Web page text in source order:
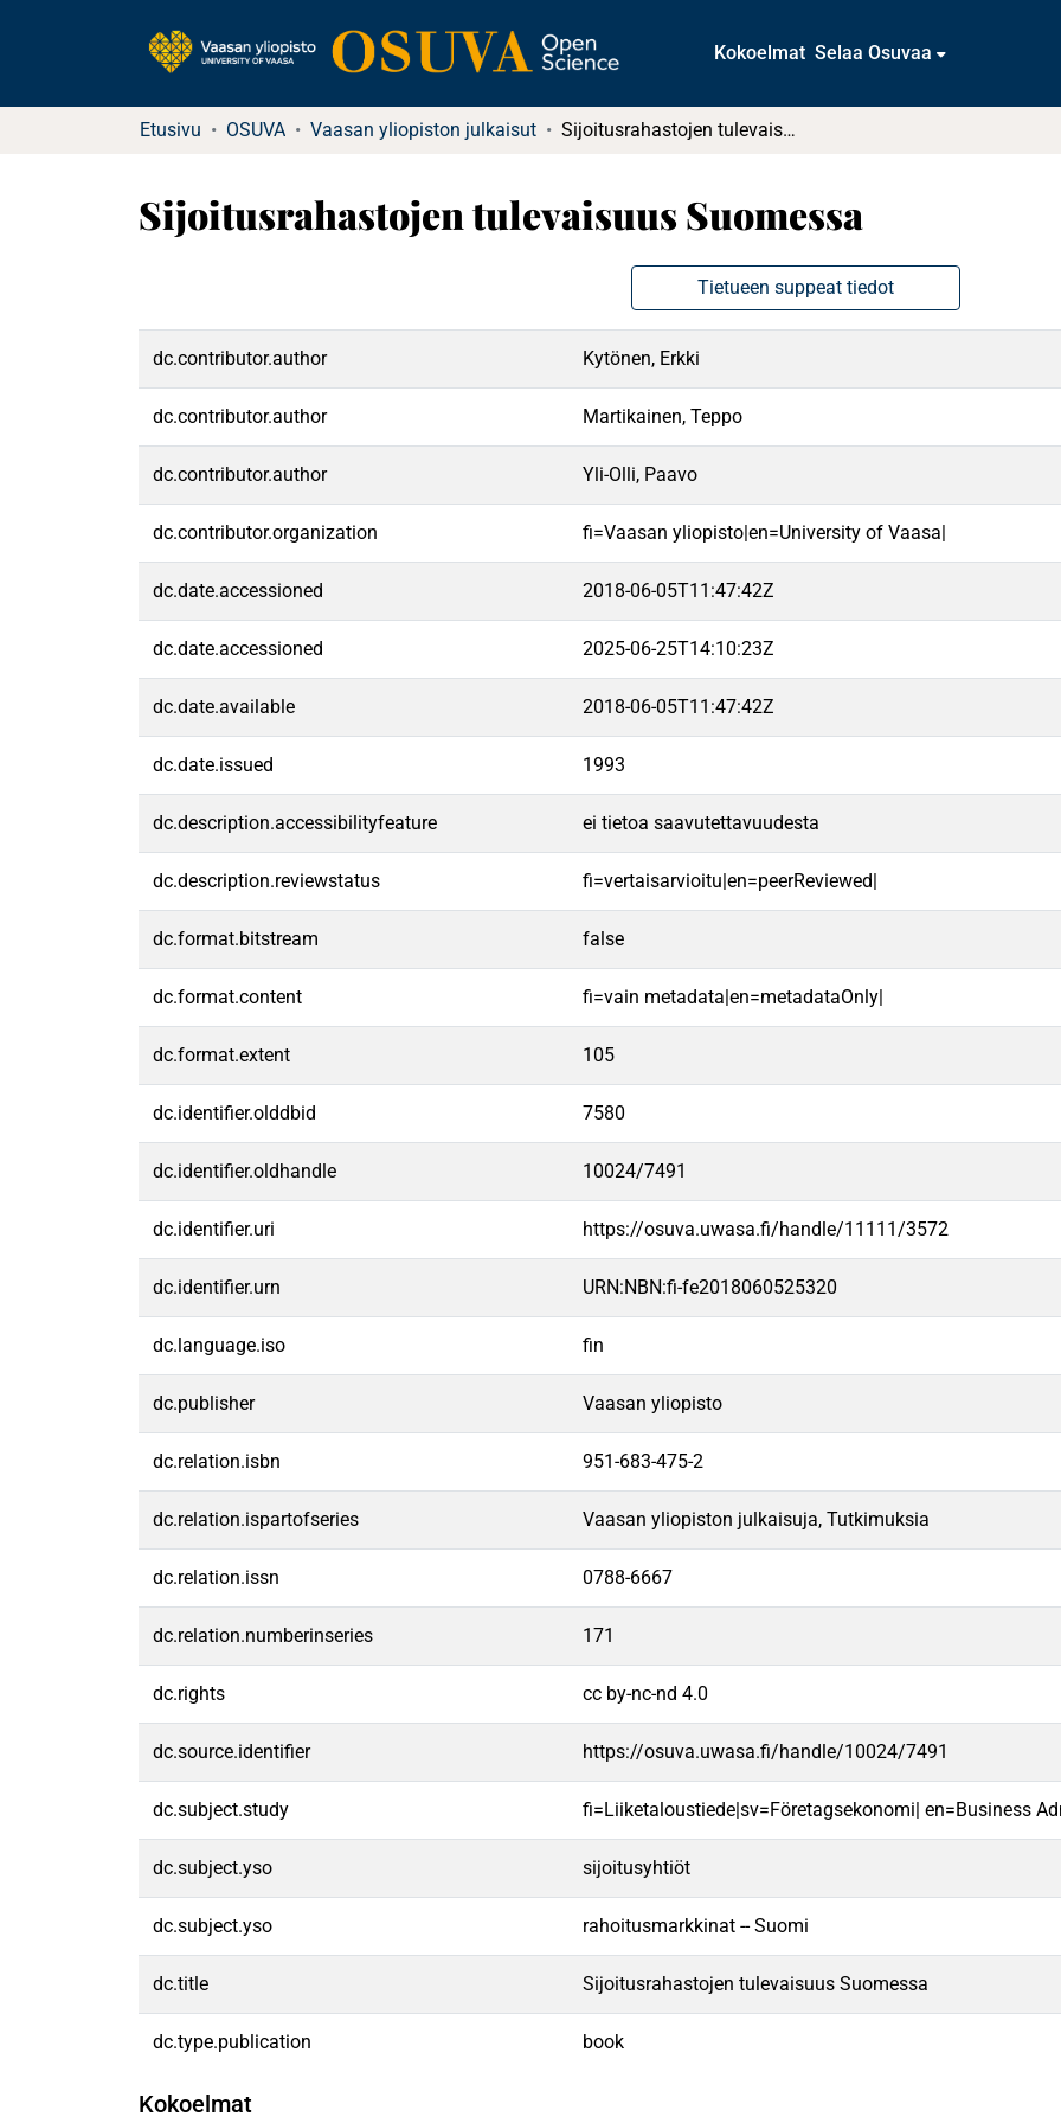
Kokoelmat Selaa Osuvaa
Etusivu OSUVA Vaasan yliopiston julkaisut Sijoitusrahastojen tulevaisuus Suomessa
Sijoitusrahastojen tulevaisuus Suomessa
Tietueen suppeat tiedot
dc.contributor.author Kytönen, Erkki
dc.contributor.author Martikainen, Teppo
dc.contributor.author Yli-Olli, Paavo
dc.contributor.organization fi=Vaasan yliopisto|en=University of Vaasa|
dc.date.accessioned 2018-06-05T11:47:42Z
dc.date.accessioned 2025-06-25T14:10:23Z
dc.date.available 2018-06-05T11:47:42Z
dc.date.issued 1993
dc.description.accessibilityfeature ei tietoa saavutettavuudesta
dc.description.reviewstatus fi=vertaisarvioitu|en=peerReviewed|
dc.format.bitstream false
dc.format.content fi=vain metadata|en=metadataOnly|
dc.format.extent 105
dc.identifier.olddbid 7580
dc.identifier.oldhandle 10024/7491
dc.identifier.uri https://osuva.uwasa.fi/handle/11111/3572
dc.identifier.urn URN:NBN:fi-fe2018060525320
dc.language.iso fin
dc.publisher Vaasan yliopisto
dc.relation.isbn 951-683-475-2
dc.relation.ispartofseries Vaasan yliopiston julkaisuja, Tutkimuksia
dc.relation.issn 0788-6667
dc.relation.numberinseries 171
dc.rights cc by-nc-nd 4.0
dc.source.identifier https://osuva.uwasa.fi/handle/10024/7491
dc.subject.study fi=Liiketaloustiede|sv=Företagsekonomi| en=Business
dc.subject.yso sijoitusyhtiöt
dc.subject.yso rahoitusmarkkinat -- Suomi
dc.title Sijoitusrahastojen tulevaisuus Suomessa
dc.type.publication book
Kokoelmat